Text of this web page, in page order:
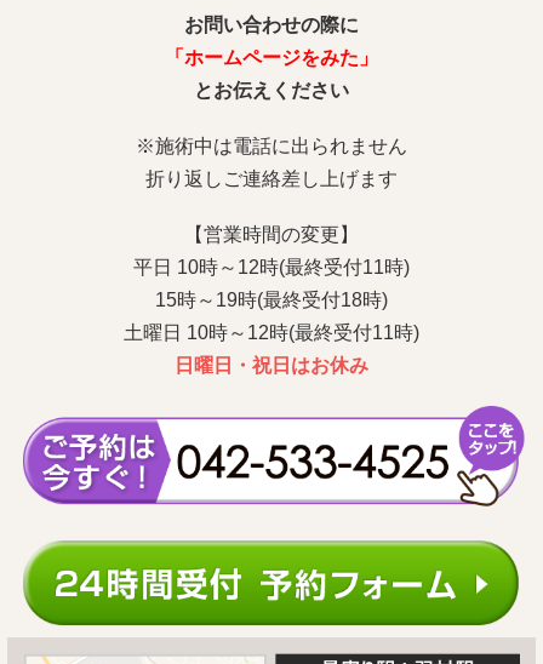
お問い合わせの際に
「ホームページをみた」
とお伝えください
※施術中は電話に出られません
折り返しご連絡差し上げます
【営業時間の変更】
平日 10時～12時(最終受付11時)
15時～19時(最終受付18時)
土曜日 10時～12時(最終受付11時)
日曜日・祝日はお休み